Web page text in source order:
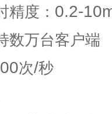
精度： 0.2-
数万台客户端
次/秒